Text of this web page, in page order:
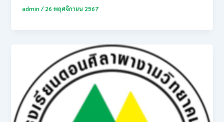
admin/26 พฤศจิกายน 2567